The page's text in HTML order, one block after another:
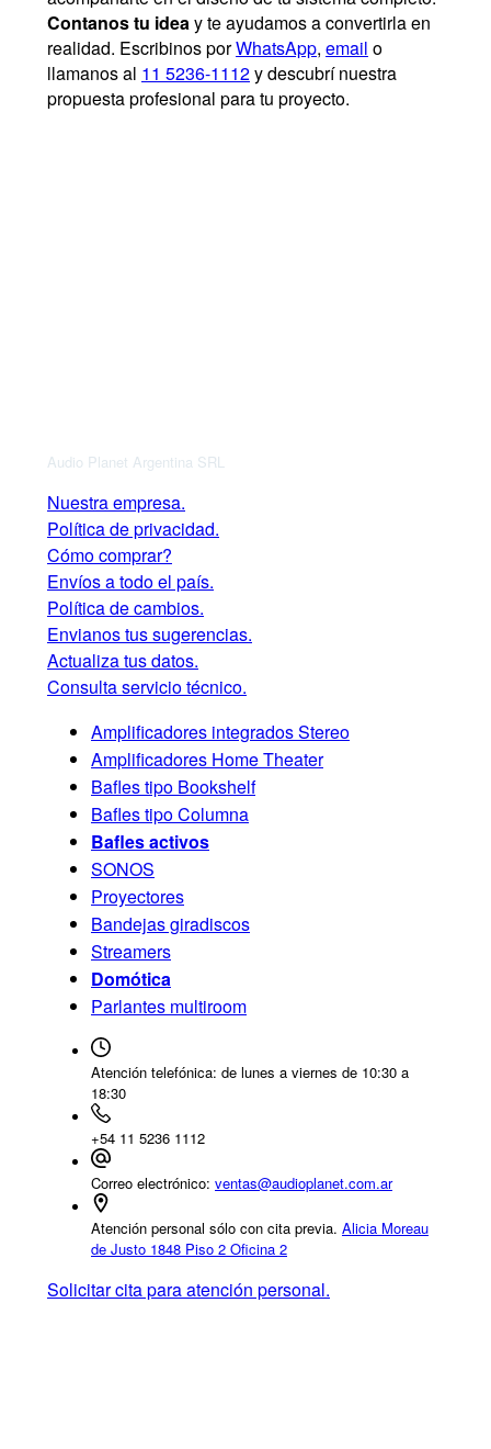
Contanos tu ideay te ayudamos a convertirla en
realidad. Escribinos porWhatsApp, email o
llamanos al 11 5236-1112y descubrí nuestra
propuesta profesional para tu proyecto.
Audio Planet Argentina SRL
Nuestra empresa.
Política de privacidad.
Cómo comprar?
Envíos a todo el país.
Política de cambios.
Envianos tus sugerencias.
Actualiza tus datos.
Consulta servicio técnico.
Amplificadores integrados Stereo
Amplificadores Home Theater
Bafles tipo Bookshelf
Bafles tipo Columna
Bafles activos
SONOS
Proyectores
Bandejas giradiscos
Streamers
Domótica
Parlantes multiroom
Atención telefónica: de lunes a viernes de 10:30 a
18:30
+54 11 5236 1112
Correo electrónico: ventas@audioplanet.com.ar
Atención personal sólo con cita previa. Alicia Moreau
de Justo 1848 Piso 2 Oficina 2
Solicitar cita para atención personal.